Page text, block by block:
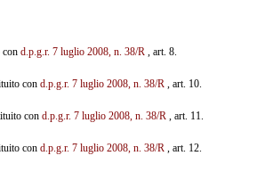
con d.p.g.r. 7 luglio 2008, n. 38/R, art. 8.
con d.p.g.r. 7 luglio 2008, n. 38/R, art. 10.
con d.p.g.r. 7 luglio 2008, n. 38/R, art. 11.
con d.p.g.r. 7 luglio 2008, n. 38/R, art. 12.